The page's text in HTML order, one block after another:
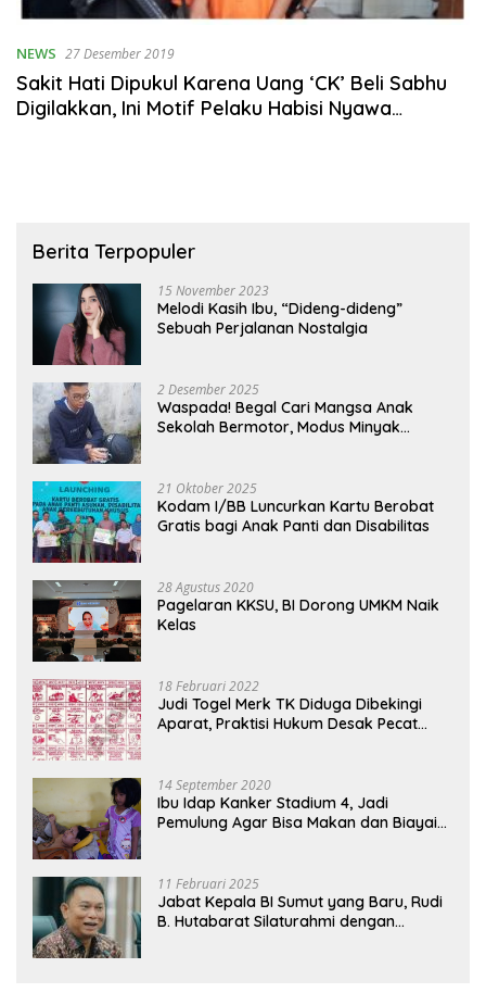
NEWS 27 Desember 2019
Sakit Hati Dipukul Karena Uang ‘CK’ Beli Sabhu
Digilakkan, Ini Motif Pelaku Habisi Nyawa
Berita Terpopuler
15 November 2023
Melodi Kasih Ibu, “Dideng-dideng”
Sebuah Perjalanan Nostalgia
2 Desember 2025
Waspada! Begal Cari Mangsa Anak
Sekolah Bermotor, Modus Minyak
21 Oktober 2025
Kodam I/BB Luncurkan Kartu Berobat
Gratis bagi Anak Panti dan Disabilitas
28 Agustus 2020
Pagelaran KKSU, BI Dorong UMKM Naik
Kelas
18 Februari 2022
Judi Togel Merk TK Diduga Dibekingi
Aparat, Praktisi Hukum Desak Pecat
14 September 2020
Ibu Idap Kanker Stadium 4, Jadi
Pemulung Agar Bisa Makan dan Biayai
11 Februari 2025
Jabat Kepala BI Sumut yang Baru, Rudi
B. Hutabarat Silaturahmi dengan